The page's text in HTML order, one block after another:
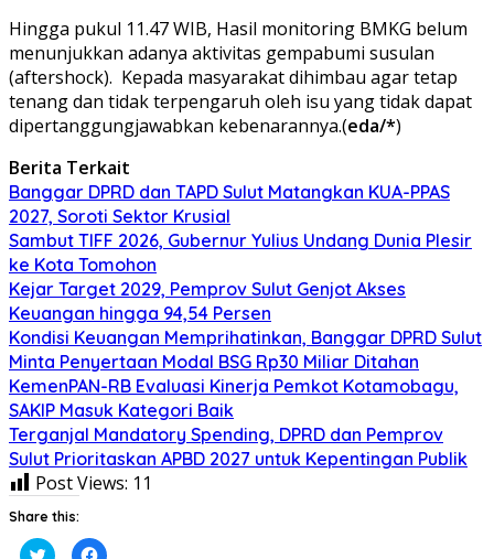
Hingga pukul 11.47 WIB, Hasil monitoring BMKG belum
menunjukkan adanya aktivitas gempabumi susulan
(aftershock). Kepada masyarakat dihimbau agar tetap
tenang dan tidak terpengaruh oleh isu yang tidak dapat
dipertanggungjawabkan kebenarannya.(eda/*)
Berita Terkait
Banggar DPRD dan TAPD Sulut Matangkan KUA-PPAS
2027, Soroti Sektor Krusial
Sambut TIFF 2026, Gubernur Yulius Undang Dunia Plesir
ke Kota Tomohon
Kejar Target 2029, Pemprov Sulut Genjot Akses
Keuangan hingga 94,54 Persen
Kondisi Keuangan Memprihatinkan, Banggar DPRD Sulut
Minta Penyertaan Modal BSG Rp30 Miliar Ditahan
KemenPAN-RB Evaluasi Kinerja Pemkot Kotamobagu,
SAKIP Masuk Kategori Baik
Terganjal Mandatory Spending, DPRD dan Pemprov
Sulut Prioritaskan APBD 2027 untuk Kepentingan Publik
Post Views: 11
Share this:
Klik Klik